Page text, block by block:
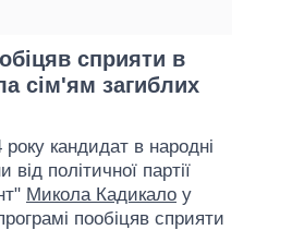
сприяти в
сім'ям загиблих
кандидат в народні
від політичної партії
Микола Кадикало у
пообіцяв сприяти